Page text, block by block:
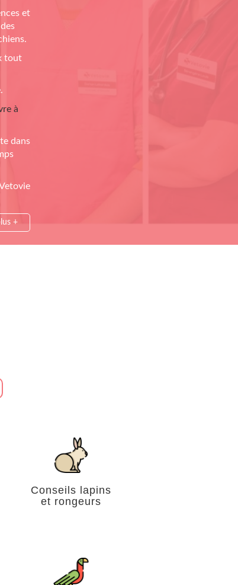
et
tout
à
dans
+
Conseils lapins
et rongeurs